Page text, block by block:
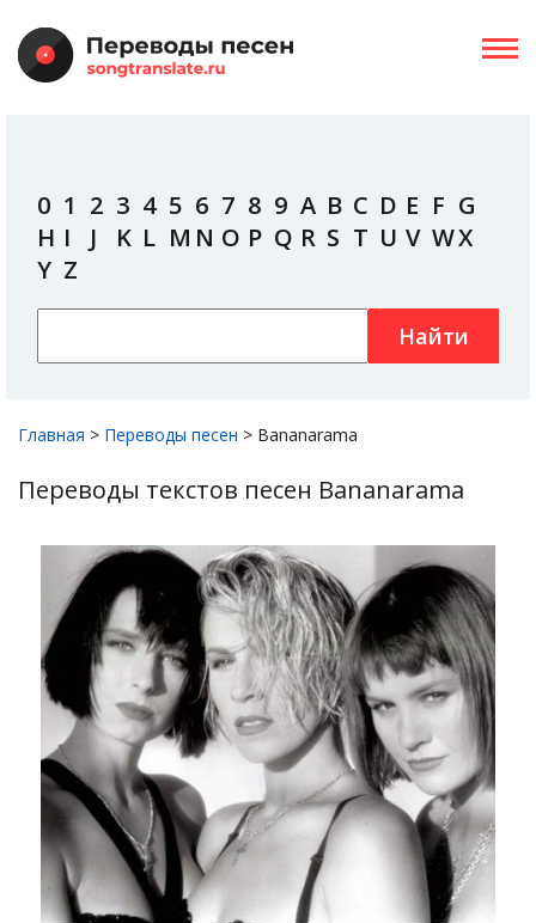
0 1 2 3 4 5 6 7 8 9 A B C D E F G
H I J K L M N O P Q R S T U V WX
Y Z
Найти
Главная > Переводы песен > Bananarama
Переводы текстов песен Bananarama